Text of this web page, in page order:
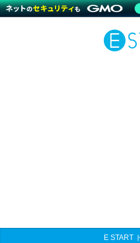
E START